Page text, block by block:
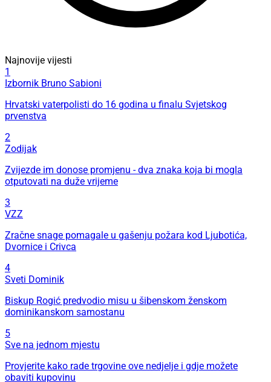
Najnovije vijesti
1
Izbornik Bruno Sabioni
Hrvatski vaterpolisti do 16 godina u finalu Svjetskog
prvenstva
2
Zodijak
Zvijezde im donose promjenu - dva znaka koja bi mogla
otputovati na duže vrijeme
3
VZZ
Zračne snage pomagale u gašenju požara kod Ljubotića,
Dvornice i Crivca
4
Sveti Dominik
Biskup Rogić predvodio misu u šibenskom ženskom
dominikanskom samostanu
5
Sve na jednom mjestu
Provjerite kako rade trgovine ove nedjelje i gdje možete
obaviti kupovinu